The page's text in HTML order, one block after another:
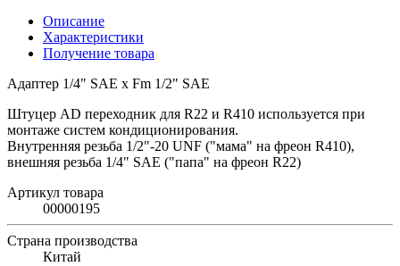
Описание
Характеристики
Получение товара
Адаптер 1/4" SAE x Fm 1/2" SAE
Штуцер AD переходник для R22 и R410 используется при
монтаже систем кондиционирования.
Внутренняя резьба 1/2"-20 UNF ("мама" на фреон R410),
внешняя резьба 1/4" SAE ("папа" на фреон R22)
Артикул товара
00000195
Страна производства
Китай